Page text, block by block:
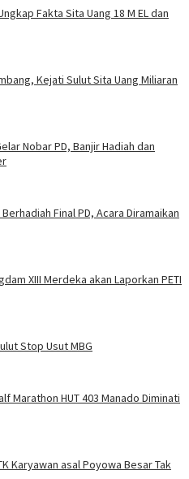
Fakta Sita Uang 18 M EL dan
Kejati Sulut Sita Uang Miliaran
Nobar PD, Banjir Hadiah dan
Final PD, Acara Diramaikan
XIII Merdeka akan Laporkan PETI
Stop Usut MBG
Marathon HUT 403 Manado Diminati
Karyawan asal Poyowa Besar Tak